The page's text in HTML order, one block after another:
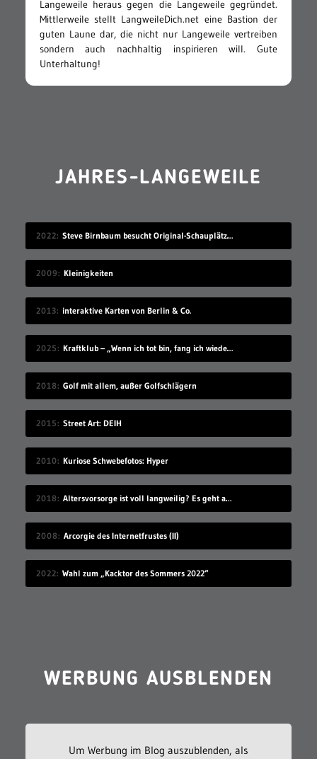
Langeweile heraus gegen die Langeweile gegründet.
Mittlerweile stellt LangweileDich.net eine Bastion der
guten Laune dar, die nicht nur Langeweile vertreiben
sondern auch nachhaltig inspirieren will. Gute
Unterhaltung!
JAHRES-LANGEWEILE
2022 Steve Birnbaum besucht Original-Schauplätze von Musik-Fotografien
2009 Kleinigkeiten
2013 interaktive Karten von Berlin & Co.
2025 Kraftklub – „Wenn ich tot bin, fang ich wieder an“
2018 Golf mit allem, außer Golfschlägern
2015 Street Art: DEIH
2010 Kuriose Schwebefotos: Hyper
2018 Altersvorsorge ist voll langweilig? Es geht auch modern!
2008 Arcorgie des Internetfrustes (II)
2022 Wahl zum „Kacktor des Sommers 2022“
WERBUNG AUSBLENDEN
Um Werbung im Blog auszublenden, als